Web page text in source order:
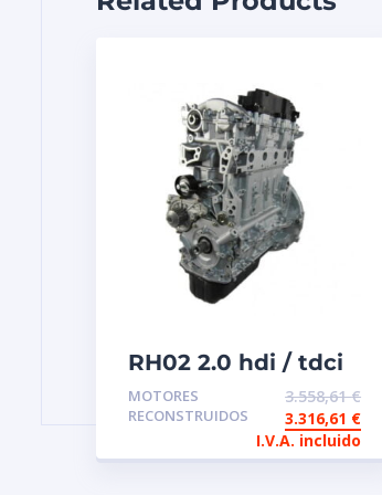
RH02 2.0 hdi / tdci
Euro5 Motor
reconstruido
MOTORES
RECONSTRUIDOS
3.558,61€
3.316,61 €
I.V.A. incluido